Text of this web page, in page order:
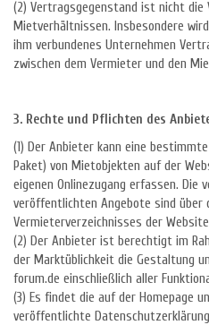
(2) Vertragsgegenstand ist nicht die
Mietverhältnissen. Insbesondere
ihm verbundenes Unternehmen
zwischen dem Vermieter und den
3. Rechte und Pflichten des
(1) Der Anbieter kann eine
Paket) von Mietobjekten auf der
eigenen Onlinezugang erfassen. Die
veröffentlichten Angebote sind über
Vermieterverzeichnisses der
(2) Der Anbieter ist berechtigt im
der Marktüblichkeit die Gestaltung
forum.de einschließlich aller
(3) Es findet die auf der Homepage
veröffentlichte